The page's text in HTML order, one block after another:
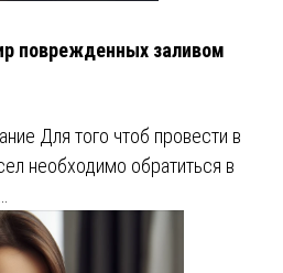
поврежденных заливом
Для того чтоб провести в
необходимо обратиться в